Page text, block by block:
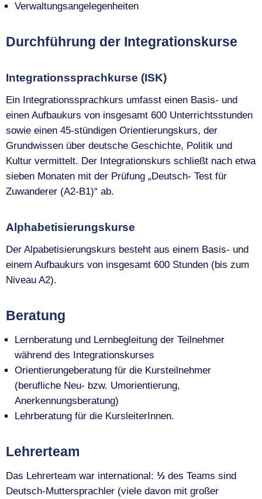
Verwaltungsangelegenheiten
Durchführung der Integrationskurse
Integrationssprachkurse (ISK)
Ein Integrationssprachkurs umfasst einen Basis- und
einen Aufbaukurs von insgesamt 600 Unterrichtsstunden
sowie einen 45-stündigen Orientierungskurs, der
Grundwissen über deutsche Geschichte, Politik und
Kultur vermittelt. Der Integrationskurs schließt nach etwa
sieben Monaten mit der Prüfung „Deutsch- Test für
Zuwanderer (A2-B1)“ ab.
Alphabetisierungskurse
Der Alpabetisierungskurs besteht aus einem Basis- und
einem Aufbaukurs von insgesamt 600 Stunden (bis zum
Niveau A2).
Beratung
Lernberatung und Lernbegleitung der Teilnehmer
während des Integrationskurses
Orientierungeberatung für die Kursteilnehmer
(berufliche Neu- bzw. Umorientierung,
Anerkennungsberatung)
Lehrberatung für die KursleiterInnen.
Lehrerteam
Das Lehrerteam war international: ⅓ des Teams sind
Deutsch-Muttersprachler (viele davon mit großer